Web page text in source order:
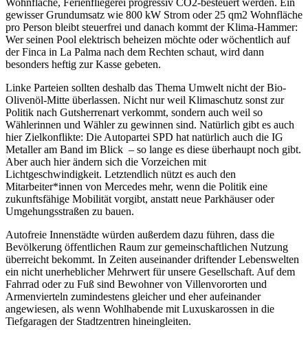
Wohnfläche, Ferienfliegerei progressiv CO2-besteuert werden. Ein
gewisser Grundumsatz wie 800 kW Strom oder 25 qm2 Wohnfläche
pro Person bleibt steuerfrei und danach kommt der Klima-Hammer:
Wer seinen Pool elektrisch beheizen möchte oder wöchentlich auf
der Finca in La Palma nach dem Rechten schaut, wird dann
besonders heftig zur Kasse gebeten.
Linke Parteien sollten deshalb das Thema Umwelt nicht der Bio-
Olivenöl-Mitte überlassen. Nicht nur weil Klimaschutz sonst zur
Politik nach Gutsherrenart verkommt, sondern auch weil so
Wählerinnen und Wähler zu gewinnen sind. Natürlich gibt es auch
hier Zielkonflikte: Die Autopartei SPD hat natürlich auch die IG
Metaller am Band im Blick – so lange es diese überhaupt noch gibt.
Aber auch hier ändern sich die Vorzeichen mit
Lichtgeschwindigkeit. Letztendlich nützt es auch den
Mitarbeiter*innen von Mercedes mehr, wenn die Politik eine
zukunftsfähige Mobilität vorgibt, anstatt neue Parkhäuser oder
Umgehungsstraßen zu bauen.
Autofreie Innenstädte würden außerdem dazu führen, dass die
Bevölkerung öffentlichen Raum zur gemeinschaftlichen Nutzung
überreicht bekommt. In Zeiten auseinander driftender Lebenswelten
ein nicht unerheblicher Mehrwert für unsere Gesellschaft. Auf dem
Fahrrad oder zu Fuß sind Bewohner von Villenvororten und
Armenvierteln zumindestens gleicher und eher aufeinander
angewiesen, als wenn Wohlhabende mit Luxuskarossen in die
Tiefgaragen der Stadtzentren hineingleiten.